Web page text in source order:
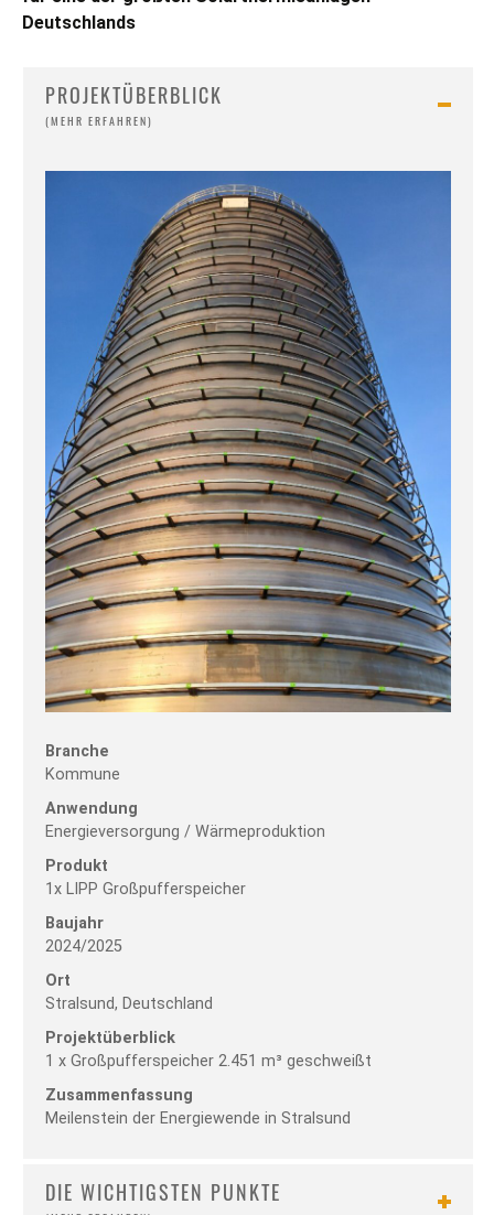
Deutschlands
PROJEKTÜBERBLICK
Branche
Kommune
Anwendung
Energieversorgung / Wärmeproduktion
Produkt
1x LIPP Großpufferspeicher
Baujahr
2024/2025
Ort
Stralsund, Deutschland
Projektüberblick
1 x Großpufferspeicher 2.451 m³ geschweißt
Zusammenfassung
Meilenstein der Energiewende in Stralsund
DIE WICHTIGSTEN PUNKTE